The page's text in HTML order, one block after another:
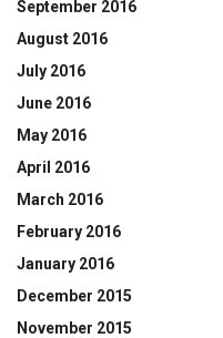
September 2016
August 2016
July 2016
June 2016
May 2016
April 2016
March 2016
February 2016
January 2016
December 2015
November 2015